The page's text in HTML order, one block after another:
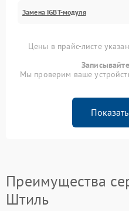
Замена IGBT-модуля
Цены в прайс-листе
Мы проверим ваше
Преимущества
Штиль